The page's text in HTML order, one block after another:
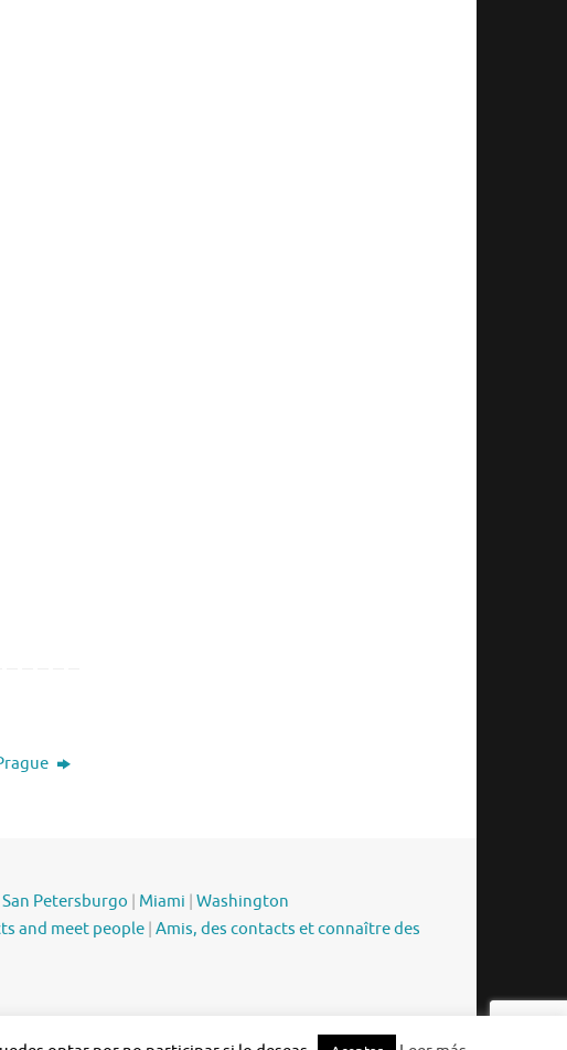
San Petersburgo Miami Washington
and meet people Amis, des contacts et connaître des
Tempera&WordPress.